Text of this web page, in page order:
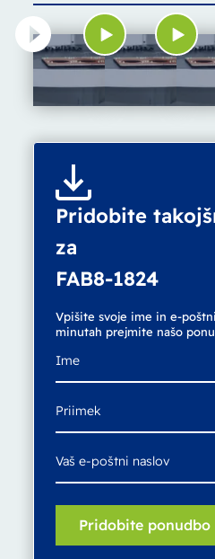
Pridobite
za
FAB8-1824
Vpišite svoje ime in e-
minutah prejmite našo